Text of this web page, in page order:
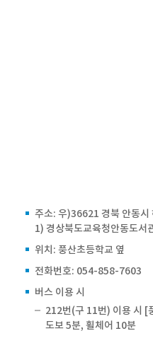
주소: 우)36621 경북 안동
1) 경상북도교육청안동도서
위치: 풍산초등학교 옆
전화번호: 054-858-7603
버스 이용 시
212번(구 11번) 이용 시 [
도보 5분, 휠체어 10분